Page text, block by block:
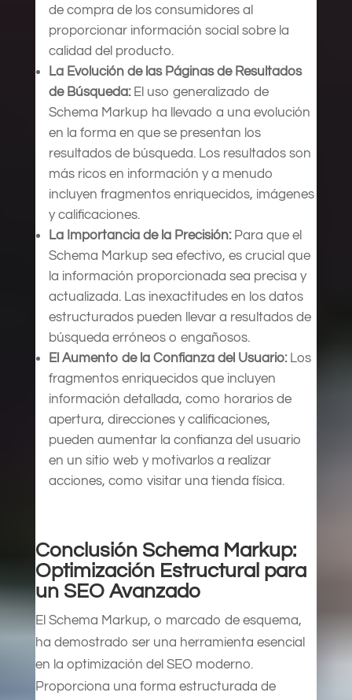
de compra de los consumidores al
proporcionar información social sobre la
calidad del producto.
La Evolución de las Páginas de Resultados
de Búsqueda:El uso generalizado de
Schema Markup ha llevado a una evolución
en la forma en que se presentan los
resultados de búsqueda. Los resultados son
más ricos en información y a menudo
incluyen fragmentos enriquecidos, imágenes
y calificaciones.
La Importancia de la Precisión:Para que el
Schema Markup sea efectivo, es crucial que
la información proporcionada sea precisa y
actualizada. Las inexactitudes en los datos
estructurados pueden llevar a resultados de
búsqueda erróneos o engañosos.
El Aumento de la Confianza del Usuario:Los
fragmentos enriquecidos que incluyen
información detallada, como horarios de
apertura, direcciones y calificaciones,
pueden aumentar la confianza del usuario
en un sitio web y motivarlos a realizar
acciones, como visitar una tienda física.
Conclusión Schema Markup:
Optimización Estructural para
un SEO Avanzado
El Schema Markup, o marcado de esquema,
ha demostrado ser una herramienta esencial
en la optimización del SEO moderno.
Proporciona una forma estructurada de